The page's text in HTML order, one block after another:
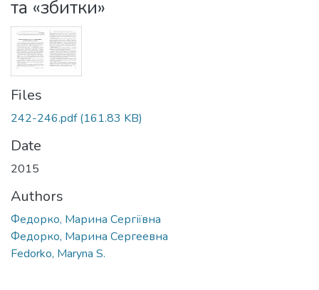
та «збитки»
Files
242-246.pdf(161.83 KB)
Date
2015
Authors
Федорко, Марина Сергіївна
Федорко, Марина Сергеевна
Fedorko, Maryna S.